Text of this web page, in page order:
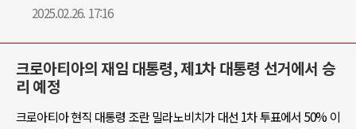
2025.02.26. 17:16
크로아티아의 재임 대통령, 제1차 대통령 선거에서 승
리 예정
크로아티아 현직 대통령 조란 밀라노비치가 대선 1차 투표에서 50% 이